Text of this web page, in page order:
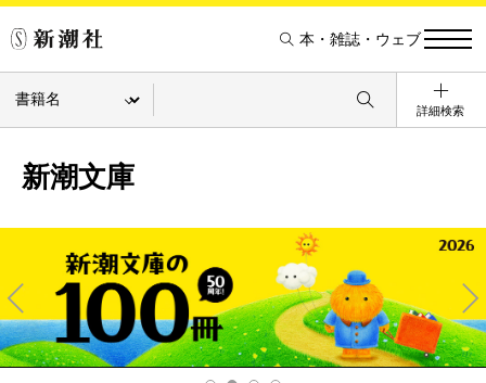
本・雑誌・ウェブ
詳細検索
新潮文庫
Pre
v
Ne
xt